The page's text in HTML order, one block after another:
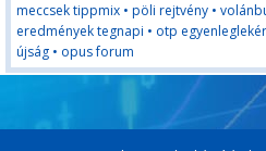
meccsek tippmix • pöli rejtvény •
eredmények tegnapi • otp
újság • opus forum